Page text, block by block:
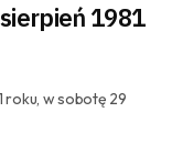
1981
roku, w sobotę 29